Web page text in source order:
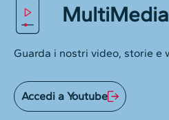
MultiMedia
Guarda i nostri video, storie e
Accedi a Youtube